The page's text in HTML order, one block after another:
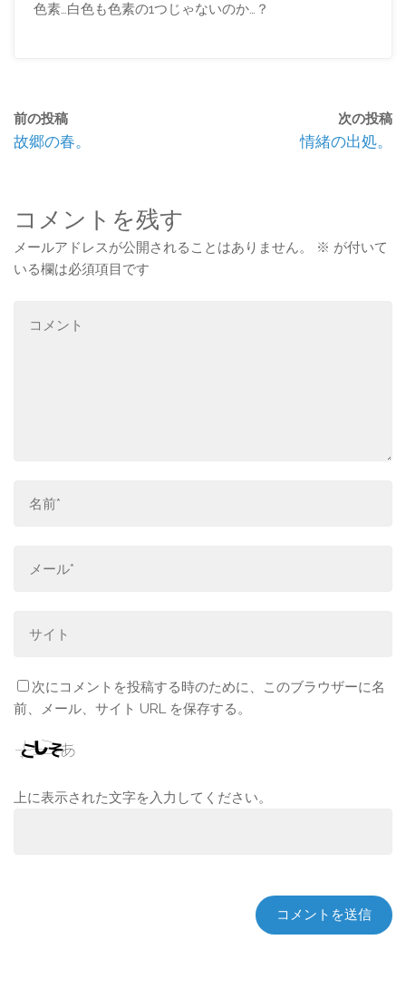
色素…白色も色素の1つじゃないのか…？
前の投稿
故郷の春。
次の投稿
情緒の出処。
コメントを残す
メールアドレスが公開されることはありません。 ※ が付いて
いる欄は必須項目です
次にコメントを投稿する時のために、このブラウザーに名
前、メール、サイト URL を保存する。
上に表示された文字を入力してください。